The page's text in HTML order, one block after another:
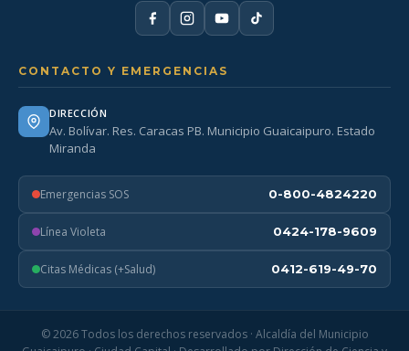
CONTACTO Y EMERGENCIAS
DIRECCIÓN
Av. Bolívar. Res. Caracas PB. Municipio Guaicaipuro. Estado
Miranda
Emergencias SOS 0-800-4824220
Línea Violeta 0424-178-9609
Citas Médicas (+Salud) 0412-619-49-70
© 2026 Todos los derechos reservados · Alcaldía del Municipio